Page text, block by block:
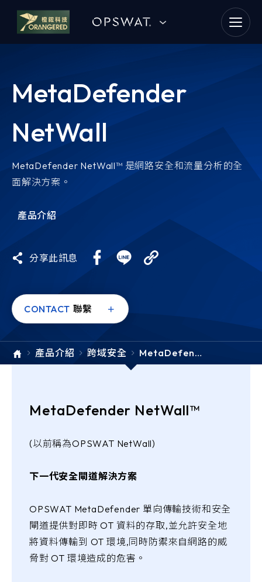
TeamT5 杜浦數位安全
QSAN 廣盛科技
e-SOFT
MetaDefender
NetWall
MetaDefender NetWall™ 是網路安全和流量分析的全
面解決方案。
產品介紹
分享此訊息
CONTACT 聯繫
產品介紹 跨域安全
MetaDefend
er NetWall
MetaDefender NetWall™
(以前稱為OPSWAT NetWall)
下一代安全閘道解決方案
OPSWAT MetaDefender 單向傳輸技術和安全
閘道提供對即時 OT 資料的存取,並允許安全地
將資料傳輸到 OT 環境,同時防禦來自網路的威
脅對 OT 環境造成的危害。